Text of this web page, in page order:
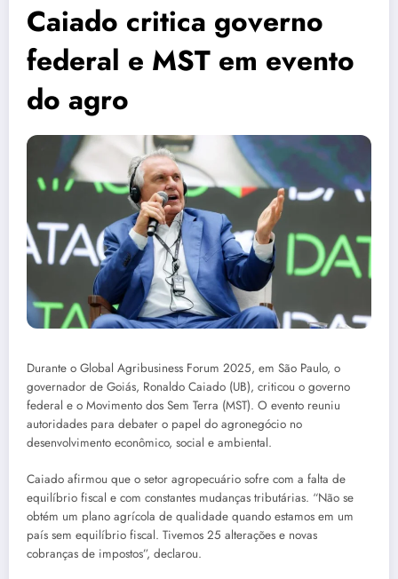
Caiado critica governo
federal e MST em evento
do agro
Durante o Global Agribusiness Forum 2025, em São Paulo, o
governador de Goiás, Ronaldo Caiado (UB), criticou o governo
federal e o Movimento dos Sem Terra (MST). O evento reuniu
autoridades para debater o papel do agronegócio no
desenvolvimento econômico, social e ambiental.
Caiado afirmou que o setor agropecuário sofre com a falta de
equilíbrio fiscal e com constantes mudanças tributárias. “Não se
obtém um plano agrícola de qualidade quando estamos em um
país sem equilíbrio fiscal. Tivemos 25 alterações e novas
cobranças de impostos”, declarou.